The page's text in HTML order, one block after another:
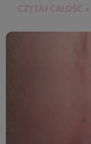
przyjazne dla skóry
CZYTAJ CAŁOŚĆ »